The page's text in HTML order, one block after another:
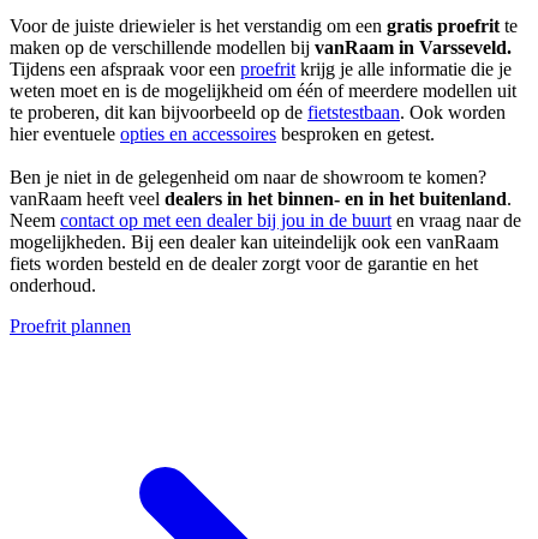
Voor de juiste driewieler is het verstandig om een gratis proefrit te
maken op de verschillende modellen bij vanRaam in Varsseveld.
Tijdens een afspraak voor een proefrit krijg je alle informatie die je
weten moet en is de mogelijkheid om één of meerdere modellen uit
te proberen, dit kan bijvoorbeeld op de fietstestbaan. Ook worden
hier eventuele opties en accessoires besproken en getest.
Ben je niet in de gelegenheid om naar de showroom te komen?
vanRaam heeft veel dealers in het binnen- en in het buitenland.
Neem contact op met een dealer bij jou in de buurt en vraag naar de
mogelijkheden. Bij een dealer kan uiteindelijk ook een vanRaam
fiets worden besteld en de dealer zorgt voor de garantie en het
onderhoud.
Proefrit plannen